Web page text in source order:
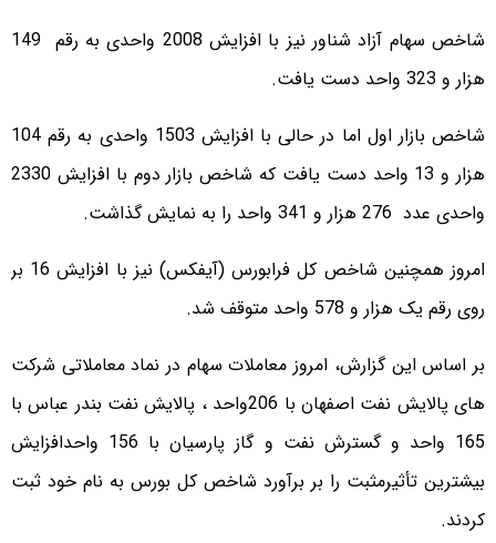
شاخص سهام آزاد شناور نیز با افزایش 2008 واحدی به رقم 149
هزار و 323 واحد دست یافت.
شاخص بازار اول اما در حالی با افزایش 1503 واحدی به رقم 104
هزار و 13 واحد دست یافت که شاخص بازار دوم با افزایش 2330
واحدی عدد 276 هزار و 341 واحد را به نمایش گذاشت.
امروز همچنین شاخص کل فرابورس (آیفکس) نیز با افزایش 16 بر
روی رقم یک هزار و 578 واحد متوقف شد.
بر اساس این گزارش، امروز معاملات سهام در نماد معاملاتی شرکت
های پالایش نفت اصفهان با 206واحد ، پالایش نفت بندر عباس با
165 واحد و گسترش نفت و گاز پارسیان با 156 واحدافزایش
بیشترین تأثیرمثبت را بر برآورد شاخص کل بورس به نام خود ثبت
کردند.